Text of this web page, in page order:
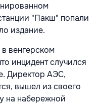
"Пакш" попали
издание.
венгерском
инцидент случился
Директор АЭС,
вышел из своего
на набережной